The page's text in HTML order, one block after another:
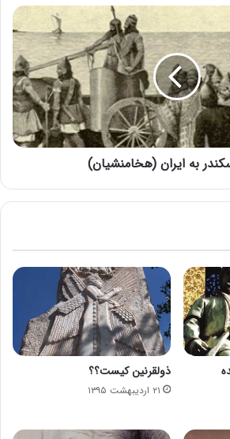
به ایران (هخامنشیان)
ذولقرنین کیست؟؟
۲۱ اردیبهشت ۱۳۹۵